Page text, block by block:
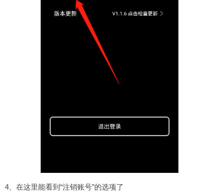
4、在这里能看到“注销账号”的选项了